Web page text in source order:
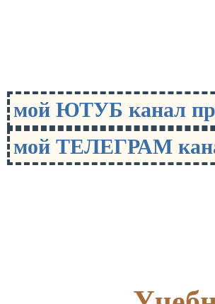
мой ЮТУБ канал
мой ТЕЛЕГРАМ